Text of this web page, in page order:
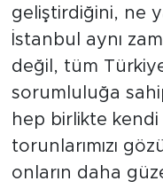
geliştirdiğini, ne
İstanbul aynı
değil, tüm
sorumluluğa
hep birlikte kendi
torunlarımızı
onların daha